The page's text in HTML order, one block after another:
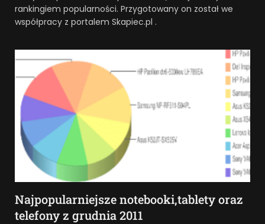
rankingiem popularności. Przygotowany on został we
współpracy z portalem Skapiec.pl .
Najpopularniejsze notebooki,tablety oraz
telefony z grudnia 2011